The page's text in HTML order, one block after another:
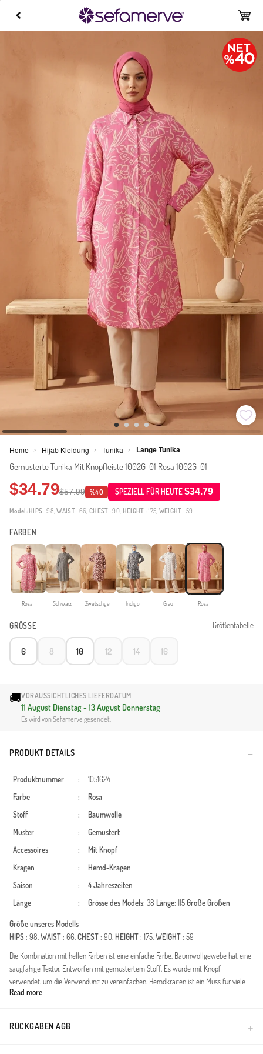
Home > Hijab Kleidung > Tunika > Lange Tunika
Gemusterte Tunika Mit Knopfleiste 1002G-01 Rosa 1002G-01
$34.79$57.99 %40 SPEZIELL FÜR HEUTE$34.79
Model: HIPS : 98,WAIST: 66,CHEST : 90, HEIGHT : 175, WEIGHT : 59
FARBEN
Rosa Schwarz Zwetschge Indigo Grau Rosa
GRÖSSE Größentabelle
6 8 10 12 14 16
🚚VORAUSSICHTLICHES LIEFERDATUM
11 August Dienstag - 13 August Donnerstag
Es wird von Sefamerve gesendet.
PRODUKT DETAILS
Produktnummer :
1051624
Farbe
:
Rosa
Stoff
:
Baumwolle
Muster
:
Gemustert
Accessoires
:
Mit Knopf
Kragen
:
Hemd-Kragen
Saison
:
4 Jahreszeiten
Länge
: Grösse des Models: 38 Länge: 115Große Größen
Größe unseres Modells
HIPS: 98,WAIST: 66,CHEST: 90, HEIGHT: 175,WEIGHT: 59
Die Kombination mit hellen Farben ist eine einfache Farbe. Baumwollgewebe hat eine
saugfähige Textur. Entworfen mit gemustertem Stoff. Es wurde mit Knopf
verwendet, um die Verwendung zu vereinfachen. Hemdkragen ist ein Muss für viele
Kombinationen. Es ist für vier Jahreszeiten geeignet. Große Größen Option ist
Diese hochwertige Tunika aus reiner Baumwolle ist die perfekte Wahl für
qualitätsbewusste Frauen. Dank der atmungsaktiven Stoffqualität ist sie ideal für alle
Read more
RÜCKGABEN AGB